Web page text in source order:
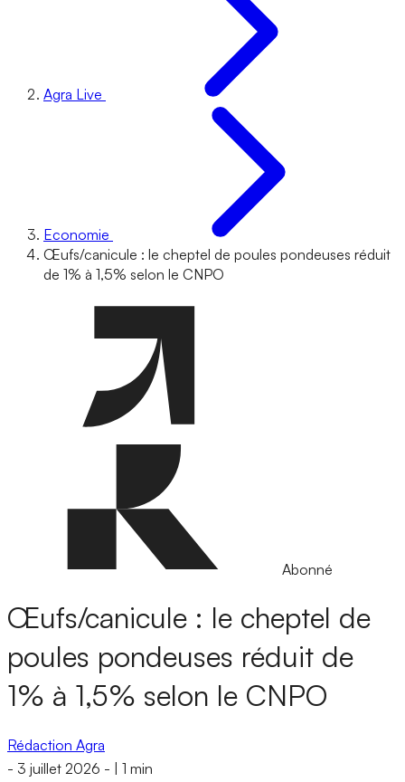
Agra Live
Economie
Œufs/canicule : le cheptel de poules pondeuses réduit
de 1% à 1,5% selon le CNPO
Abonné
Œufs/canicule : le cheptel de
poules pondeuses réduit de
1% à 1,5% selon le CNPO
Rédaction Agra
- 3 juillet 2026 - 1 min